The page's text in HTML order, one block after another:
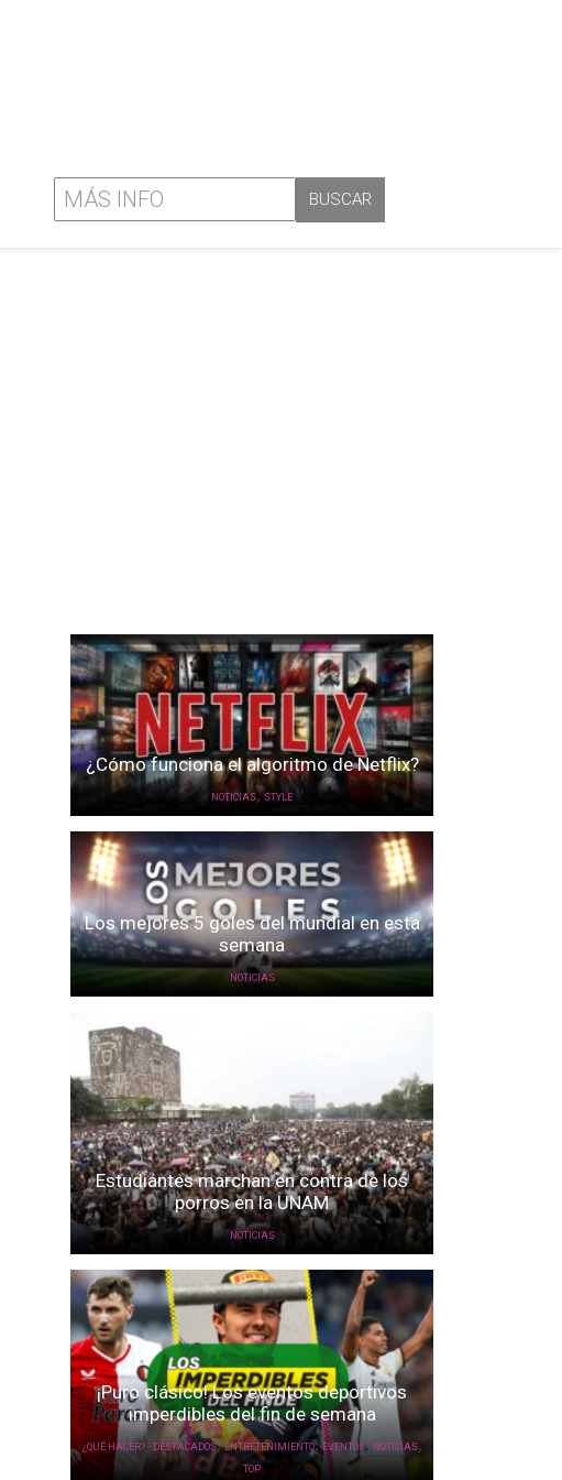
¿Cómo funciona el algoritmo de Netflix?
NOTICIAS,STYLE
Los mejores 5 goles del mundial en esta
semana
NOTICIAS
Estudiantes marchan en contra de los
porros en la UNAM
NOTICIAS
¡Puro clásico! Los eventos deportivos
imperdibles del fin de semana
¿QUÉ HACER?, DESTACADOS,ENTRETENIMIENTO, EVENTOS, NOTICIAS,
TOP